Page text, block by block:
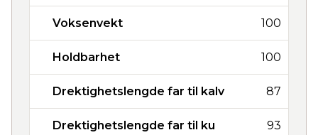
Voksenvekt 100
Holdbarhet 100
Drektighetslengde far til kalv 87
Drektighetslengde far til ku 93